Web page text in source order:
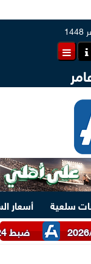
سلعية
أسعار
ضبط 24 طن دقيق أبيض وبلدي مدعم عبر شرطة التموين